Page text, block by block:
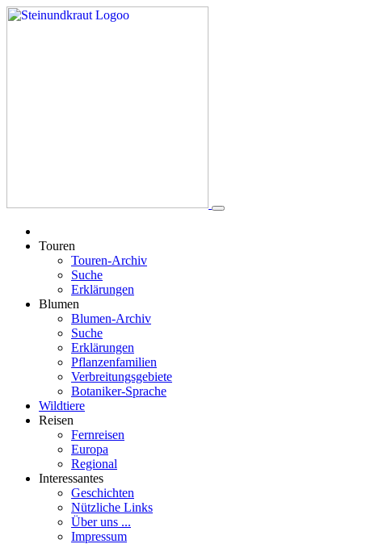
Touren
Touren-Archiv
Suche
Erklärungen
Blumen
Blumen-Archiv
Suche
Erklärungen
Pflanzenfamilien
Verbreitungsgebiete
Botaniker-Sprache
Wildtiere
Reisen
Fernreisen
Europa
Regional
Interessantes
Geschichten
Nützliche Links
Über uns ...
Impressum